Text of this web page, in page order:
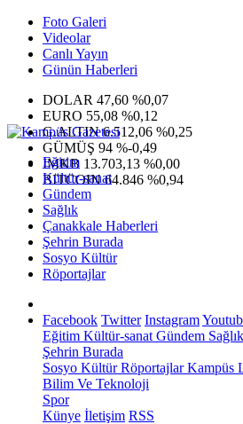
Foto Galeri
Videolar
Canlı Yayın
Günün Haberleri
DOLAR 47,60 %0,07
EURO 55,08 %0,12
G.ALTIN6.512,06 %0,25
GÜMÜŞ 94 %-0,49
IMKB 13.703,13 %0,00
BITCOIN64.846 %0,94
Eğitim
Kültür-sanat
Gündem
Sağlık
Çanakkale Haberleri
Şehrin Burada
Sosyo Kültür
Röportajlar
Facebook Twitter Instagram
Eğitim Kültür-sanat Gündem Sağlık
Şehrin Burada
Sosyo KültürRöportajlarKampüs
Bilim Ve Teknoloji
Spor
Künye İletişim RSS